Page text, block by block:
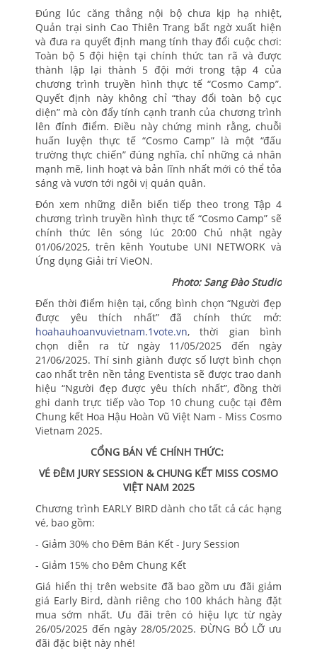
Đúng lúc căng thẳng nội bộ chưa kịp hạ nhiệt,
Quản trại sinh Cao Thiên Trang bất ngờ xuất hiện
và đưa ra quyết định mang tính thay đổi cuộc chơi:
Toàn bộ 5 đội hiện tại chính thức tan rã và được
thành lập lại thành 5 đội mới trong tập 4 của
chương trình truyền hình thực tế “Cosmo Camp”.
Quyết định này không chỉ “thay đổi toàn bộ cục
diện” mà còn đẩy tính cạnh tranh của chương trình
lên đỉnh điểm. Điều này chứng minh rằng, chuỗi
huấn luyện thực tế “Cosmo Camp” là một “đấu
trường thực chiến” đúng nghĩa, chỉ những cá nhân
mạnh mẽ, linh hoạt và bản lĩnh nhất mới có thể tỏa
sáng và vươn tới ngôi vị quán quân.
Đón xem những diễn biến tiếp theo trong Tập 4
chương trình truyền hình thực tế “Cosmo Camp” sẽ
chính thức lên sóng lúc 20:00 Chủ nhật ngày
01/06/2025, trên kênh Youtube UNI NETWORK và
Ứng dụng Giải trí VieON.
Photo: Sang Đào Studio
Đến thời điểm hiện tại, cổng bình chọn “Người đẹp
được yêu thích nhất” đã chính thức mở:
hoahauhoanvuvietnam.1vote.vn, thời gian bình
chọn diễn ra từ ngày 11/05/2025 đến ngày
21/06/2025. Thí sinh giành được số lượt bình chọn
cao nhất trên nền tảng Eventista sẽ được trao danh
hiệu “Người đẹp được yêu thích nhất”, đồng thời
ghi danh trực tiếp vào Top 10 chung cuộc tại đêm
Chung kết Hoa Hậu Hoàn Vũ Việt Nam - Miss Cosmo
Vietnam 2025.
CỔNG BÁN VÉ CHÍNH THỨC:
VÉ ĐÊM JURY SESSION & CHUNG KẾT MISS COSMO
VIỆT NAM 2025
Chương trình EARLY BIRD dành cho tất cả các hạng
vé, bao gồm:
- Giảm 30% cho Đêm Bán Kết - Jury Session
- Giảm 15% cho Đêm Chung Kết
Giá hiển thị trên website đã bao gồm ưu đãi giảm
giá Early Bird, dành riêng cho 100 khách hàng đặt
mua sớm nhất. Ưu đãi trên có hiệu lực từ ngày
26/05/2025 đến ngày 28/05/2025. ĐỪNG BỎ LỠ ưu
đãi đặc biệt này nhé!